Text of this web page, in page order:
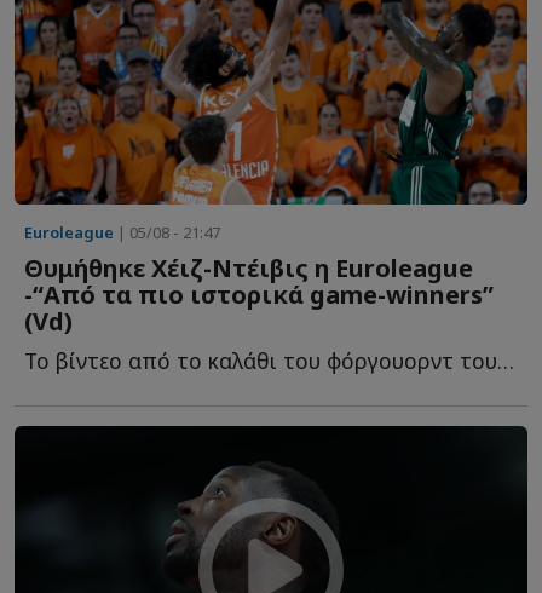
Euroleague | 05/08 - 21:47
Θυμήθηκε Χέιζ-Ντέιβις η Euroleague
-“Από τα πιο ιστορικά game-winners”
(Vd)
To βίντεο από το καλάθι του φόργουορντ του Παναθηναϊκού, π...